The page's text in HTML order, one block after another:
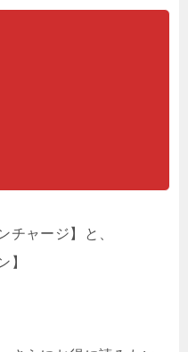
チャージ】と、
】